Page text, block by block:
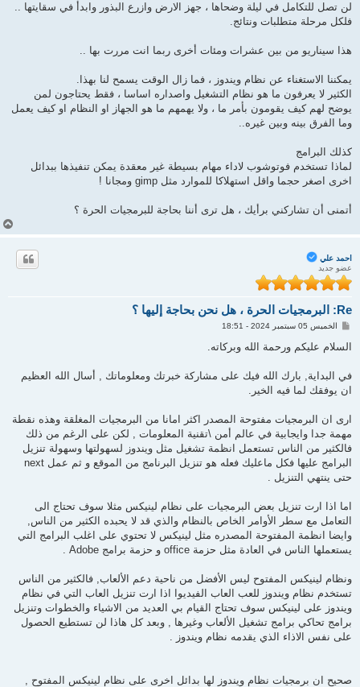
لن تصل للتكامل في ليلة وضحاها ، جهز الارض وازرع البذور وابدأ في سقايتها ..
فلكل مرحلة متطلبات ونتائج.
هذا سيناريو من بين عشرات ومئات أخرى ربما انت مررت بها ..
يمكننا الاستغناء عن نظام ويندوز ، فما زال الوقت يسمح لنا بهذا.
الكثير لا يعرفون ما هو نظام التشغيل واصداره اساسا ، فقط يحتاجون لمن
يوضح لهم كيف يقومون بأمر ما ، ولا يهمهم ما هو الجهاز او النظام او كيف يعمل
وما الفرق بينه وبين غيره..
كذلك البرامج
لماذا تستخدم فوتوشوب لاداء مهام بسيطة غير معقدة يمكن تنفيذها ببدائل
اخرى اصغر حجما واقل استهلاكا للموارد مثل gimp ومجانا !
أتمنى أن تشاركني برأيك ، هل ترى أننا بحاجة للبرمجيات الحرة ؟
احمد علي
عضو جديد
Re: البرمجيات الحرة ، هل نحن بحاجة إليها ؟
الخميس 05 سبتمبر 2024 - 18:51
السلام عليكم ورحمة الله وبركاته.
في البداية, بارك الله فيك على مشاركة خبرتك ومعلوماتك , أسال الله العظيم
ان يوفقك لما فيه الخير.
ارى ان البرمجيات مفتوحة المصدر اكثر امانا من البرمجيات المغلقة وهذه نقطة
مهمة جدا وايجابية في عالم أمن \تقنية المعلومات , لكن على الرغم من ذلك
فالكثير من الناس تستعمل انظمة تشغيل مثل ويندوز لسهولتها وسهولة تنزيل
البرامج عليها فكل ماعليك فعله هو تنزيل البرنامج من الموقع و ثم عمل next
حتى ينتهي التنزيل .
اما اذا ارت تنزيل بعض البرمجيات على نظام لينيكس مثلا سوف تحتاج الى
التعامل مع سطر الأوامر الخاص بالنظام والذي قد لا يحبده الكثير من الناس,
وايضا انظمة المفتوحة المصدره مثل لينيكس لا تحتوي على اغلب البرامج التي
يستعملها الناس في العادة مثل حزمة office و حزمة برامج Adobe .
ونظام لينيكس المفتوح ليس الأفضل من ناحية دعم الألعاب, فالكثير من الناس
تستخدم نظام ويندوز للعب العاب الفيديوا اذا ارت تنزيل العاب التي في نظام
ويندوز على لينيكس سوف تحتاج القيام بي العديد من الاشياء والخطوات وتنزيل
برامج تحاكي برامج تشغيل الألعاب وغيرها , وبعد كل هاذا لن تستطيع الحصول
على نفس الاذاء الذي يقدمه نظام ويندوز .
صحيح ان برمجيات نظام ويندوز لها بدائل اخرى على نظام لينيكس المفتوح ,